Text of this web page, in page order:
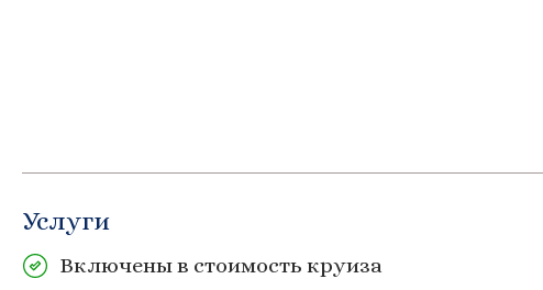
Услуги
Включены в стоимость круиза